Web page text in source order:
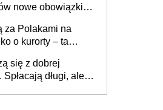
nowe obowiązki w
za Polakami na
o kurorty – ta
po cichu
się z dobrej
długi, ale